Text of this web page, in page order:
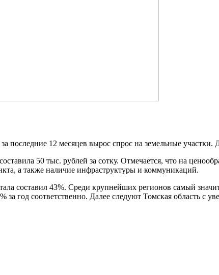
последние 12 месяцев вырос спрос на земельные участки.
50 тыс. рублей за сотку. Отмечается, что на
а также наличие инфраструктуры и коммуникаций.
составил 43%. Среди крупнейших регионов самый
год соответственно. Далее следуют Томская область с